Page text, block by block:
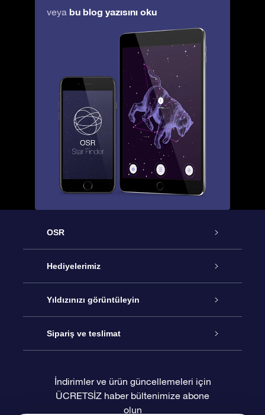
veya bu blog yazısını oku
OSR
Hizmet
İletişim
Blogu
Değerlendirmeler
Hediyelerimiz
Çevrimiçi Yıldız Hediyesi
OSR Hediye Paketi
OSR Hediye Kartı
Yıldızınızı görüntüleyin
Star Register
Kişiselleştirilmiş Yıldız Sayfası
Sipariş ve teslimat
Ödeme bilgileri
İndirimler ve ürün güncellemeleri için
ÜCRETSİZ haber bültenimize abone
olun